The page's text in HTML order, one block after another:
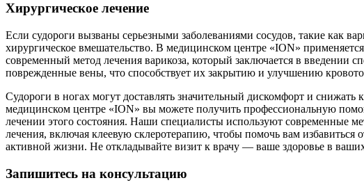
Хирургическое лечение
Если судороги вызваны серьезными заболеваниями сосудов, такие как
хирургическое вмешательство. В медицинском центре «ION» применяется
современный метод лечения варикоза, который заключается в введении
поврежденные вены, что способствует их закрытию и улучшению
Судороги в ногах могут доставлять значительный дискомфорт и снижать
медицинском центре «ION» вы можете получить профессиональную
лечении этого состояния. Наши специалисты используют современные
лечения, включая клеевую склеротерапию, чтобы помочь вам избавиться
активной жизни. Не откладывайте визит к врачу — ваше здоровье в
Запишитесь на консультацию